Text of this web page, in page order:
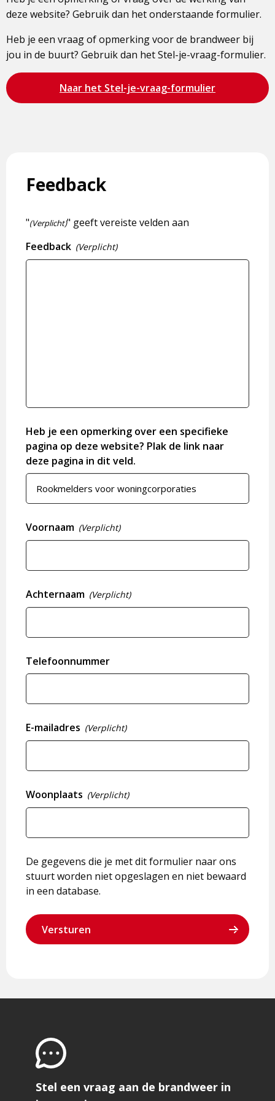
deze website? Gebruik dan het onderstaande formulier.
Heb je een vraag of opmerking voor de brandweer bij
jou in de buurt? Gebruik dan het Stel-je-vraag-formulier.
Bezoek
de
Naar het Stel-je-vraag-formulier
Feedback
"(Verplicht)" geeft vereiste velden aan
Feedback (Verplicht)
Heb je een opmerking over een specifieke
pagina op deze website? Plak de link naar
deze pagina in dit veld.
Voornaam (Verplicht)
Achternaam (Verplicht)
Telefoonnummer
E-mailadres (Verplicht)
Woonplaats (Verplicht)
De gegevens die je met dit formulier naar ons
stuurt worden niet opgeslagen en niet bewaard
in een database.
Stel een vraag aan de brandweer in